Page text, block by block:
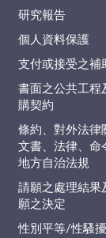
研究報告
個人資料保護
支付或接受之補
書面之公共工程
購契約
條約、對外法律
文書、法律、命
地方自治法規
請願之處理結果
願之決定
性別平等/性騷